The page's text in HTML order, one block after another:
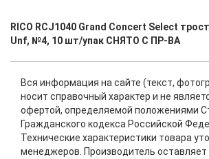
RICO RCJ1040 Grand Concert Select
Unf, №4, 10 шт/упак СНЯТО С ПР-ВА
Вся информация на сайте (текст,
носит справочный характер и не
офертой, определяемой положениями
Гражданского кодекса Российской
Технические характеристики товара
менеджеров. Производитель оставляет